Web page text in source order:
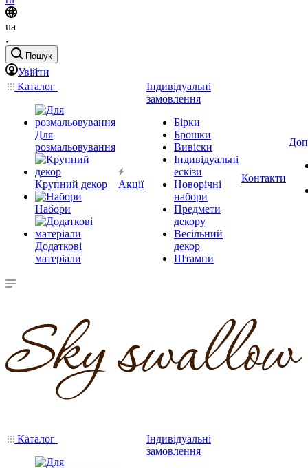
ua
Пошук
Увійти
Каталог
Для
розмальовування
Крупний декор
Набори
Додаткові
матеріали
Акції
Індивідуальні
замовлення
Бірки
Брошки
Вивіски
Індивідуальні
ескізи
Новорічні
набори
Предмети
декору
Весільний
декор
Штампи
Контакти
Каталог
Індивідуальні
замовлення